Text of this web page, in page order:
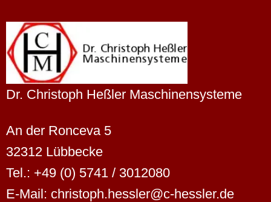
Dr. Christoph Heßler Maschinensysteme
An der Ronceva 5
32312 Lübbecke
Tel.: +49 (0) 5741 / 3012080
E-Mail: christoph.hessler@c-hessler.de